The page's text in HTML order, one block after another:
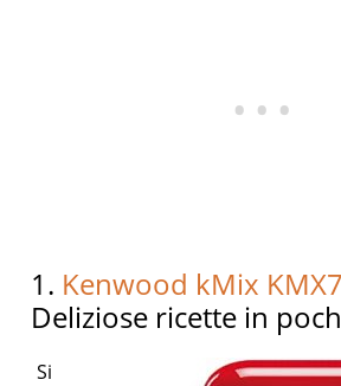
1. Kenwood kMix
Deliziose ricette in
Si